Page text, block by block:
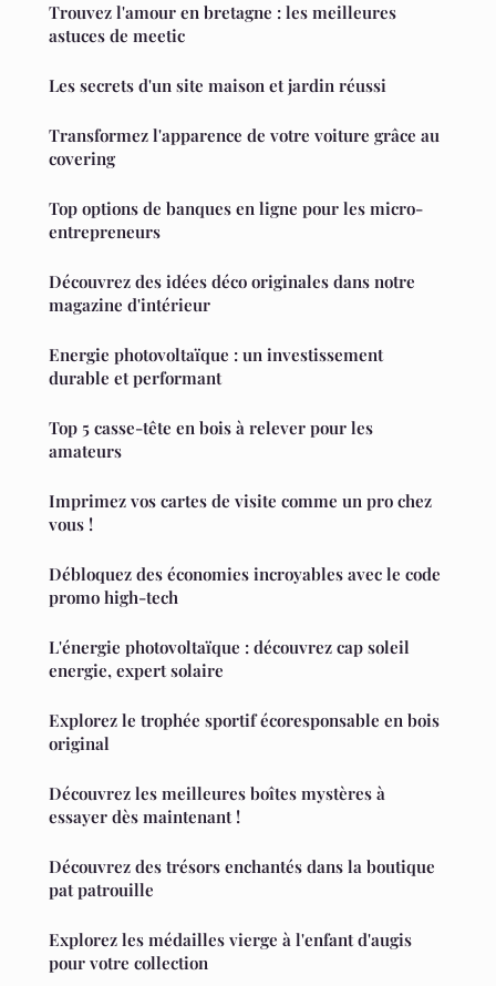
Trouvez l'amour en bretagne : les meilleures
astuces de meetic
Les secrets d'un site maison et jardin réussi
Transformez l'apparence de votre voiture grâce au
covering
Top options de banques en ligne pour les micro-
entrepreneurs
Découvrez des idées déco originales dans notre
magazine d'intérieur
Energie photovoltaïque : un investissement
durable et performant
Top 5 casse-tête en bois à relever pour les
amateurs
Imprimez vos cartes de visite comme un pro chez
vous !
Débloquez des économies incroyables avec le code
promo high-tech
L'énergie photovoltaïque : découvrez cap soleil
energie, expert solaire
Explorez le trophée sportif écoresponsable en bois
original
Découvrez les meilleures boîtes mystères à
essayer dès maintenant !
Découvrez des trésors enchantés dans la boutique
pat patrouille
Explorez les médailles vierge à l'enfant d'augis
pour votre collection